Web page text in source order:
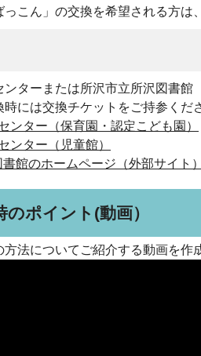
」の交換を希望される方は、
ンターまたは所沢市立所沢図書館
時には交換チケットをご持参くだ
ンター（保育園・認定こども園）
ンター（児童館）
館のホームページ（外部サイト）
ポイント(動画）
法についてご紹介する動画を作